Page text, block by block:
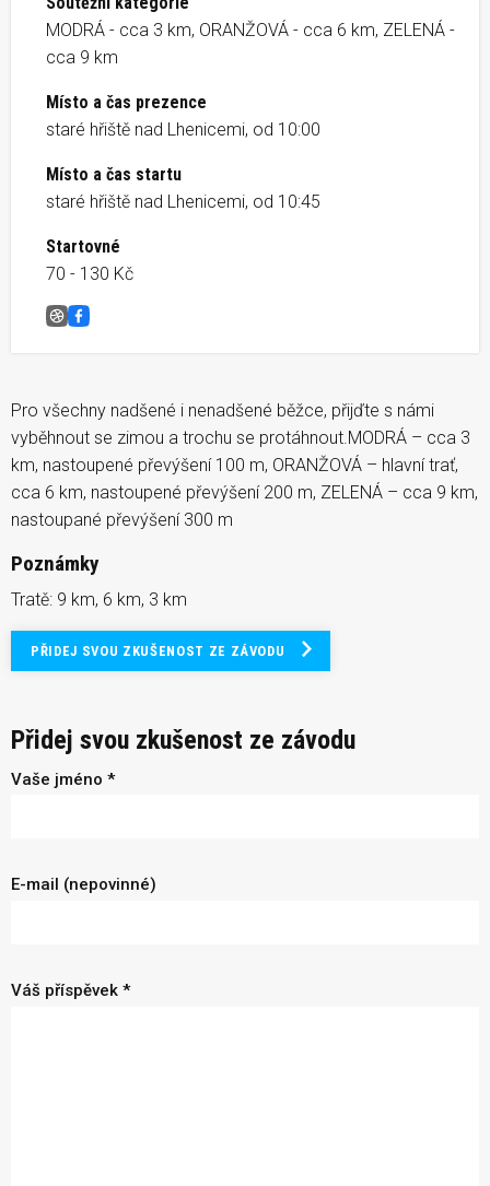
MODRÁ - cca 3 km, ORANŽOVÁ - cca 6 km, ZELENÁ -
cca 9 km
Místo a čas prezence
staré hřiště nad Lhenicemi, od 10:00
Místo a čas startu
staré hřiště nad Lhenicemi, od 10:45
Startovné
70 - 130 Kč
Jarní vyběhnutí se zimou &#8211; ZRUŠENO
Facebook
Pro všechny nadšené i nenadšené běžce, přijďte s námi
vyběhnout se zimou a trochu se protáhnout.MODRÁ – cca 3
km, nastoupené převýšení 100 m, ORANŽOVÁ – hlavní trať,
cca 6 km, nastoupené převýšení 200 m, ZELENÁ – cca 9 km,
nastoupané převýšení 300 m
Poznámky
Tratě: 9 km, 6 km, 3 km
PŘIDEJ SVOU ZKUŠENOST ZE ZÁVODU
Přidej svou zkušenost ze závodu
Vaše jméno *
E-mail (nepovinné)
Váš příspěvek *